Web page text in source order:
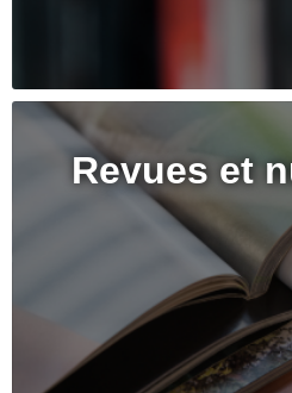
Revues et